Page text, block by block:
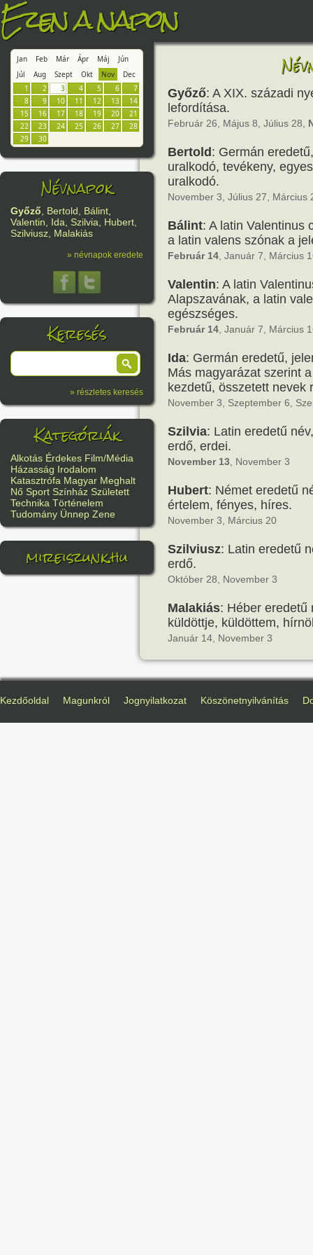
Ezen a napon
Jan Feb Már Ápr Máj
Jún
Júl
Aug Szept Okt Nov
Dec
1
2 3 4 5 6
7
8
9 10 11 12 13
14
15
16 17 18 19 20
21
22
23 24 25 26 27
28
29
30
Névnapok
Győző, Bertold, Bálint,
Valentin, Ida, Szilvia, Hubert,
Szilviusz, Malakiás
» névnapok eredete
Keresés
» részletes keresés
Kategóriák
Alkotás Érdekes Film/Média
Házasság Irodalom
Katasztrófa Magyar Meghalt
Nő Sport Színház Született
Technika Történelem
Tudomány Ünnep Zene
mireiszunk.hu
Győző: A XIX. századi
lefordítása.
Február 26, Május 8, Július 28,
Bertold : Germán
uralkodó, tevékeny,
uralkodó.
November 3, Július 27, Március
Bálint: A latin Valentinus
a latin valens szónak a
Február 14 , Január 7, Március
Valentin: A latin
Alapszavának, a latin
egészséges.
Február 14 , Január 7, Március
Ida: Germán eredetű,
Más magyarázat szerint
kezdetű, összetett nevek
November 3, Szeptember 6,
Szilvia: Latin eredetű
erdő, erdei.
November 13 , November 3
Hubert: Német eredetű
értelem, fényes, híres.
November 3, Március 20
Szilviusz: Latin eredetű
erdő.
Október 28, November 3
Malakiás: Héber eredetű
küldöttje, küldöttem,
Január 14, November 3
Kezdőoldal Magunkról Jognyilatkozat Köszönetnyilvánítás